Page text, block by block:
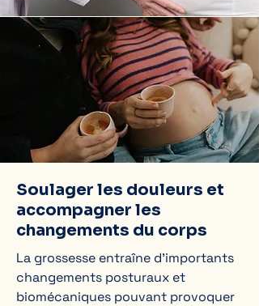
Soulager les douleurs et
accompagner les
changements du corps
La grossesse entraîne d’importants
changements posturaux et
biomécaniques pouvant provoquer